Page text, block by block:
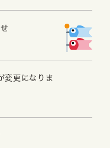
変更になりま